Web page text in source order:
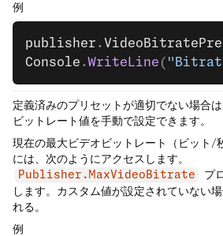
例
publisher .
Console .WriteLine (
定義済みのプリセットが適切でない場合
ビットレート値を手動で設定できます。
現在の最大ビデオビットレート（ビット/
には、次のようにアクセスします。
Publisher.MaxVideoBitrate
プ
します。カスタム値が設定されていない
れる。
例